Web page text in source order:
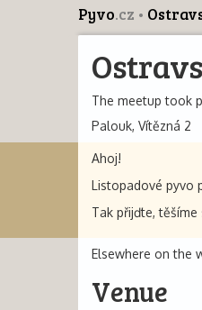
Pyvo.cz
The meetup took
Palouk, Vítězná 2
Ahoj!
Listopadové pyvo
Tak přijďte, těšíme
Elsewhere on the
Venue